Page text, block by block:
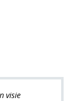
visie